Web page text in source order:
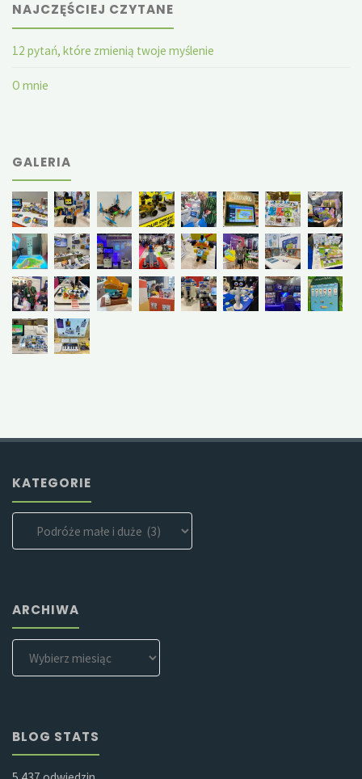
NAJCZĘŚCIEJ CZYTANE
12 pytań, które zmienią twoje myślenie
O mnie
GALERIA
KATEGORIE
ARCHIWA
BLOG STATS